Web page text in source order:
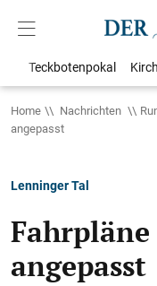
Teckbotenpokal
Home Nachrichten
angepasst
Lenninger Tal
angepasst